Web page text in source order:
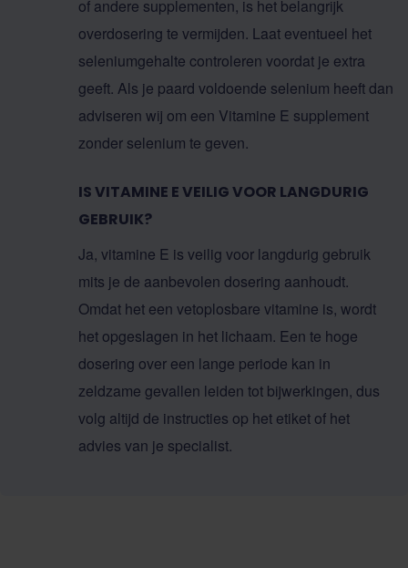
of andere supplementen, is het belangrijk
overdosering te vermijden. Laat eventueel het
seleniumgehalte controleren voordat je extra
geeft. Als je paard voldoende selenium heeft dan
adviseren wij om een Vitamine E supplement
zonder selenium te geven.
IS VITAMINE E VEILIG VOOR LANGDURIG
GEBRUIK?
Ja, vitamine E is veilig voor langdurig gebruik
mits je de aanbevolen dosering aanhoudt.
Omdat het een vetoplosbare vitamine is, wordt
het opgeslagen in het lichaam. Een te hoge
dosering over een lange periode kan in
zeldzame gevallen leiden tot bijwerkingen, dus
volg altijd de instructies op het etiket of het
advies van je specialist.